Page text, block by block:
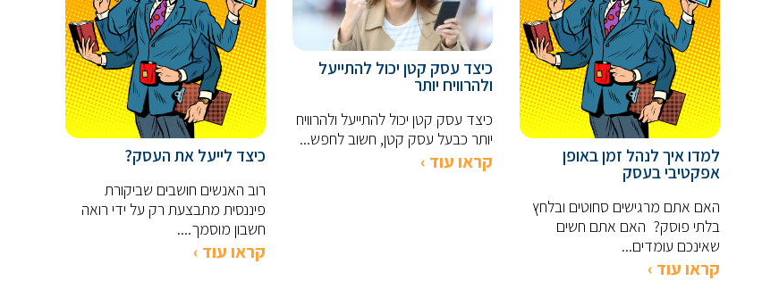
למדו איך לנהל זמן באופן
אפקטיבי בעסק
האם אתם מרגישים סחוטים ובלחץ
בלתי פוסק? האם אתם חשים
שאינכם עומדים...
קראו עוד ›
כיצד עסק קטן יכול להתייעל
ולהרוויח יותר
כיצד עסק קטן יכול להתייעל ולהרוויח
יותר כבעל עסק קטן, חשוב לחפש...
קראו עוד › כיצד לייעל את העסק?
רוב האנשים חושבים שביקורת
פיננסית מתבצעת רק על ידי רואה
חשבון מוסמך....
קראו עוד ›